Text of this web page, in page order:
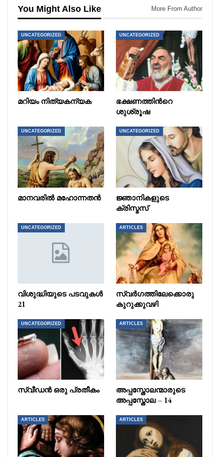
You Might Also Like More From Author
UNCATEGORIZED
മറിയം നിത്യകന്യക
UNCATEGORIZED
ഭക്ഷണത്തിൻറെ
ശുശ്രൂഷ
UNCATEGORIZED
മാനവരിൽ മഹോന്നതൻ
UNCATEGORIZED
ജ്ഞാനികളുടെ
ക്രിസ്മസ്
UNCATEGORIZED
വിശുദ്ധിയുടെ പടവുകൾ
21
ARTICLES
സ്വർഗത്തിലേക്കൊരു
കുറുക്കുവഴി
UNCATEGORIZED
സ്വീഡൻ ഒരു പ്രതീകം
ARTICLES
അപ്പസ്തോലന്മാരുടെ
അപ്പസ്തോല – 14
ARTICLES ARTICLES